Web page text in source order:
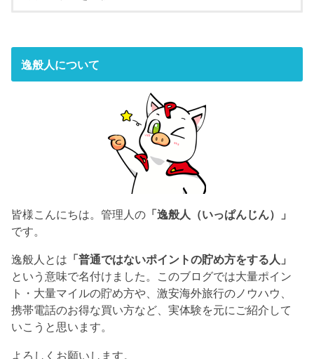
逸般人について
皆様こんにちは。管理人の 「逸般人（いっぱんじん）」
です。
逸般人とは 「普通ではないポイントの貯め方をする人」
という意味で名付けました。このブログでは大量ポイン
ト・大量マイルの貯め方や、激安海外旅行のノウハウ、
携帯電話のお得な買い方など、実体験を元にご紹介して
いこうと思います。
よろしくお願いします。